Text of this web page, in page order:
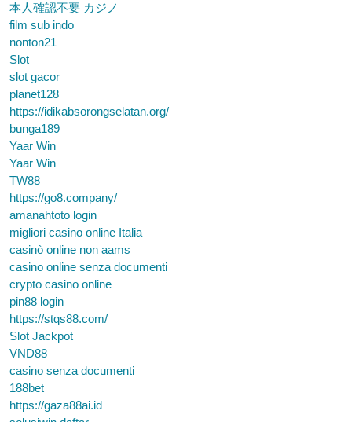
本人確認不要 カジノ
film sub indo
nonton21
Slot
slot gacor
planet128
https://idikabsorongselatan.org/
bunga189
Yaar Win
Yaar Win
TW88
https://go8.company/
amanahtoto login
migliori casino online Italia
casinò online non aams
casino online senza documenti
crypto casino online
pin88 login
https://stqs88.com/
Slot Jackpot
VND88
casino senza documenti
188bet
https://gaza88ai.id